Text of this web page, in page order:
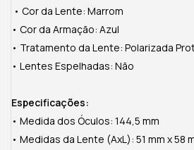
• Cor da Lente: Marrom
• Cor da Armação: Azul
• Tratamento da Lente: Polarizada
• Lentes Espelhadas: Não
Especificações:
• Medida dos Óculos: 144,5 mm
• Medidas da Lente (AxL): 51 mm x 58